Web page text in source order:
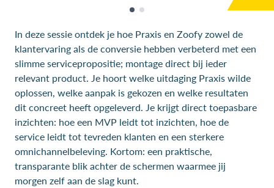
In deze sessie ontdek je hoe Praxis en Zoofy zowel de
klantervaring als de conversie hebben verbeterd met een
slimme servicepropositie; montage direct bij ieder
relevant product. Je hoort welke uitdaging Praxis wilde
oplossen, welke aanpak is gekozen en welke resultaten
dit concreet heeft opgeleverd. Je krijgt direct toepasbare
inzichten: hoe een MVP leidt tot inzichten, hoe de
service leidt tot tevreden klanten en een sterkere
omnichannelbeleving. Kortom: een praktische,
transparante blik achter de schermen waarmee jij
morgen zelf aan de slag kunt.